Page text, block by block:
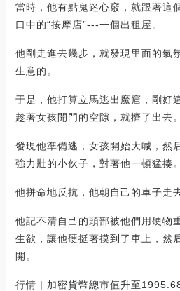
當時，他有點鬼迷心竅，就跟著這
口中的“按摩店”---一個出租屋。
他剛走進去幾步，就發現里面的氣
生意的。
于是，他打算立馬逃出魔窟，剛好
趁著女孩開門的空隙，就擠了出去。
發現他準備逃，女孩開始大喊，然
強力壯的小伙子，對著他一頓猛揍。
他拼命地反抗，他朝自己的車子走
他記不清自己的頭部被他們用硬物
生欲，讓他硬挺著摸到了車上，然
開。
行情 | 加密貨幣總市值升至